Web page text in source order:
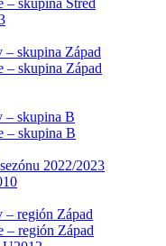
– skupina Západ
– skupina Západ
– skupina B
– skupina B
2022/2023
– región Západ
– región Západ